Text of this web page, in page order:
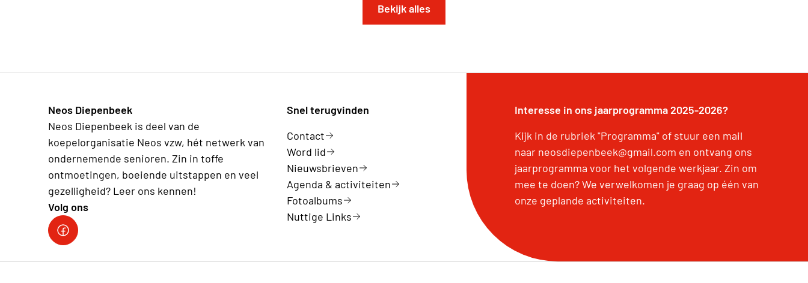
Bekijk alles
Neos Diepenbeek
Neos Diepenbeek is deel van de
koepelorganisatie Neos vzw, hét netwerk van
ondernemende senioren. Zin in toffe
ontmoetingen, boeiende uitstappen en veel
gezelligheid? Leer ons kennen!
Volg ons
Neos Diepenbeek
Snel terugvinden
Contact
Word lid
Nieuwsbrieven
Agenda & activiteiten
Fotoalbums
Nuttige Links
Interesse in ons jaarprogramma 2025-2026?
Kijk in de rubriek "Programma" of stuur een mail
naar neosdiepenbeek@gmail.com en ontvang ons
jaarprogramma voor het volgende werkjaar. Zin om
mee te doen? We verwelkomen je graag op één van
onze geplande activiteiten.